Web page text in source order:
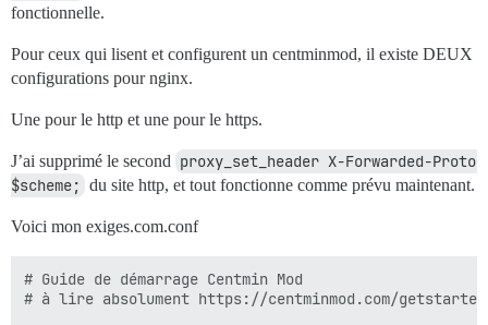
fonctionnelle.
Pour ceux qui lisent et configurent un centminmod, il existe DEUX
configurations pour nginx.
Une pour le http et une pour le https.
J’ai supprimé le second proxy_set_header X-Forwarded-Proto
$scheme; du site http, et tout fonctionne comme prévu maintenant.
Voici mon exiges.com.conf
# Guide de démarrage Centmin Mod
# à lire absolument https://centminmod.com/